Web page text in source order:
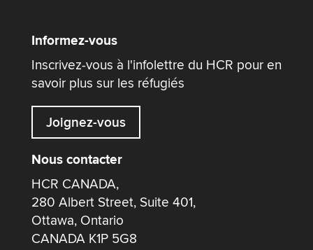
Informez-vous
Inscrivez-vous à l'infolettre du HCR pour en
savoir plus sur les réfugiés
Joignez-vous
Nous contacter
HCR CANADA,
280 Albert Street, Suite 401,
Ottawa, Ontario
CANADA K1P 5G8